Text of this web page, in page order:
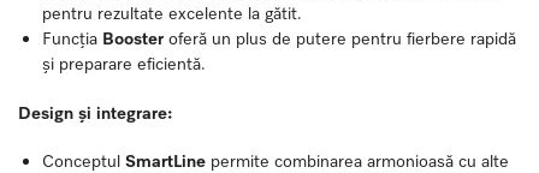
pentru rezultate excelente la gătit.
Funcția Booster oferă un plus de putere pentru fierbere rapidă
și preparare eficientă.
Design și integrare:
Conceptul SmartLine permite combinarea armonioasă cu alte